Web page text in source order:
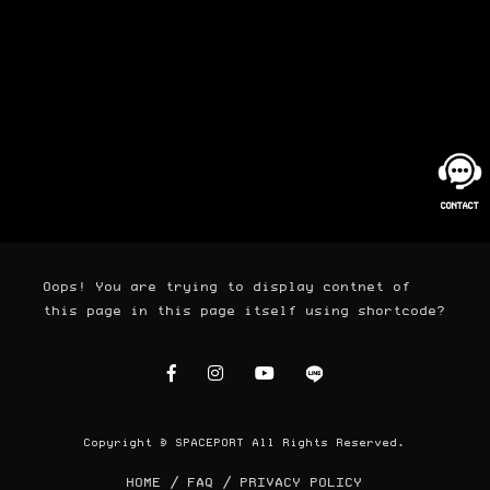
Oops! You are trying to display contnet of
this page in this page itself using shortcode?
Copyright © SPACEPORT All Rights Reserved.
HOME FAQ PRIVACY POLICY